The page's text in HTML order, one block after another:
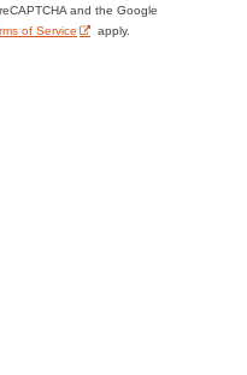
and the Google
of Service apply.